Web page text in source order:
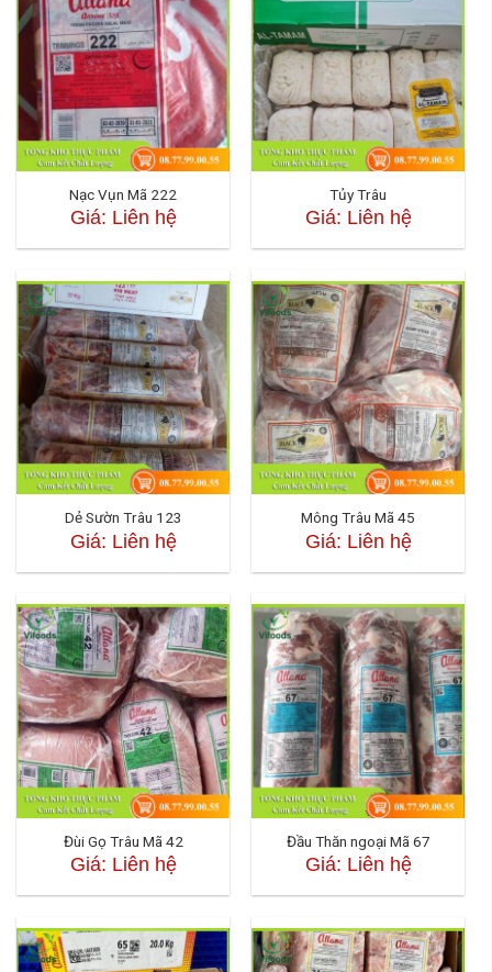
Nạc Vụn Mã 222
Giá: Liên hệ
Tủy Trâu
Giá: Liên hệ
Dẻ Sườn Trâu 123
Giá: Liên hệ
Mông Trâu Mã 45
Giá: Liên hệ
Đùi Gọ Trâu Mã 42
Giá: Liên hệ
Đầu Thăn ngoại Mã 67
Giá: Liên hệ